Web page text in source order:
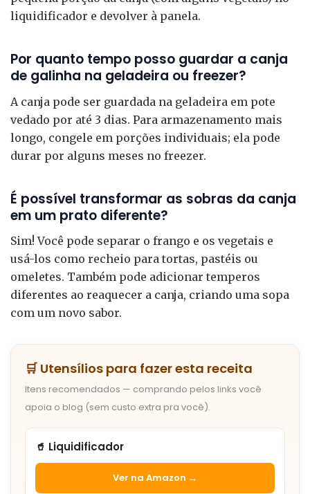
liquidificador e devolver à panela.
Por quanto tempo posso guardar a canja
de galinha na geladeira ou freezer?
A canja pode ser guardada na geladeira em pote
vedado por até 3 dias. Para armazenamento mais
longo, congele em porções individuais; ela pode
durar por alguns meses no freezer.
É possível transformar as sobras da canja
em um prato diferente?
Sim! Você pode separar o frango e os vegetais e
usá-los como recheio para tortas, pastéis ou
omeletes. Também pode adicionar temperos
diferentes ao reaquecer a canja, criando uma sopa
com um novo sabor.
🛒 Utensílios para fazer esta receita
Itens recomendados — comprando pelos links você
apoia o blog (sem custo extra pra você).
🥤 Liquidificador
Ver na Amazon →